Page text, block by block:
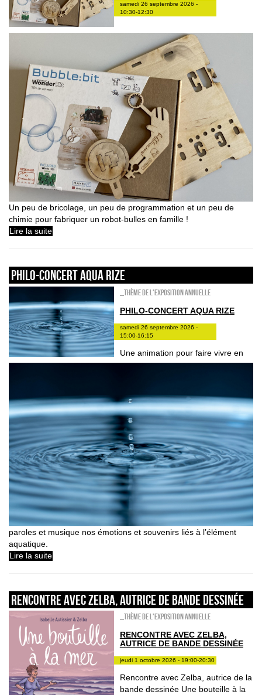
samedi 26 septembre 2026 -
10:30-12:30
Un peu de bricolage, un peu de programmation et un peu de
chimie pour fabriquer un robot-bulles en famille !
Lire la suite
Philo-concert Aqua Rize
_Thème de l'exposition annuelle
PHILO-CONCERT AQUA RIZE
samedi 26 septembre 2026 -
15:00-16:15
Une animation pour faire vivre en
paroles et musique nos émotions et souvenirs liés à l’élément
aquatique.
Lire la suite
Rencontre avec Zelba, autrice de bande dessinée
_Thème de l'exposition annuelle
RENCONTRE AVEC ZELBA,
AUTRICE DE BANDE DESSINÉE
jeudi 1 octobre 2026 - 19:00-20:30
Rencontre avec Zelba, autrice de la
bande dessinée Une bouteille à la